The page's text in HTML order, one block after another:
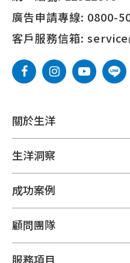
廣告申請專線: 0800-
客戶服務信箱:
關於生洋
生洋洞察
成功案例
顧問團隊